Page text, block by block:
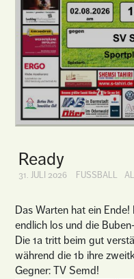
Ready
31. JULI 2026 FUSSBALL
Das Warten hat ein
endlich los und die
Die 1a tritt beim gut
während die 1b ihre
Gegner: TV Semd!